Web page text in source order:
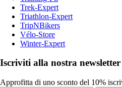
Trek-Expert
Triathlon-Expert
TripNBikers
Vélo-Store
Winter-Expert
Iscriviti alla nostra newsletter
Approfitta di uno sconto del 10%